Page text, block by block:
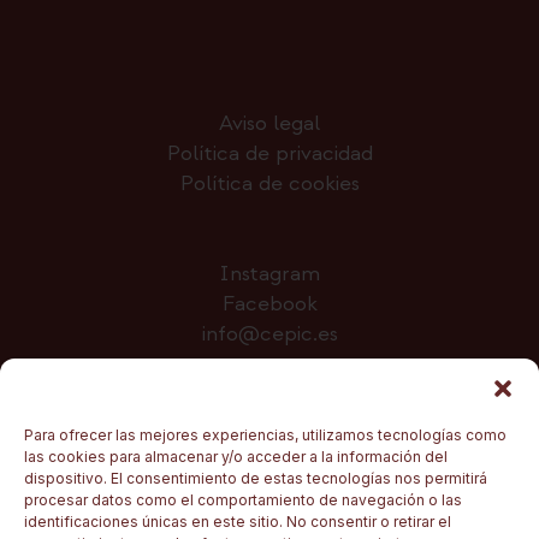
Para ofrecer las mejores experiencias, utilizamos tecnologías como
las cookies para almacenar y/o acceder a la información del
dispositivo. El consentimiento de estas tecnologías nos permitirá
procesar datos como el comportamiento de navegación o las
identificaciones únicas en este sitio. No consentir o retirar el
Aviso legal
Política de privacidad
Política de cookies
Instagram
Facebook
info@cepic.es
Colabora